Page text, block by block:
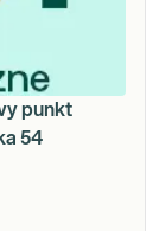
punkt
54